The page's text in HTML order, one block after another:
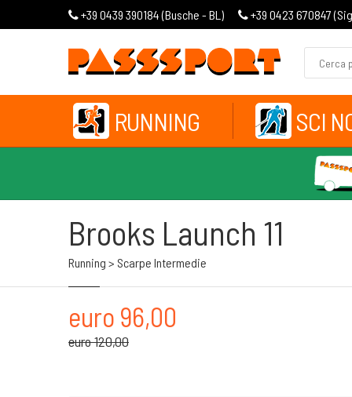
+39 0439 390184 (Busche - BL ) +39 0423 670847 (
RUNNING SCI
Brooks Launch 11
Running > Scarpe Intermedie
euro 96,00
euro 120,00